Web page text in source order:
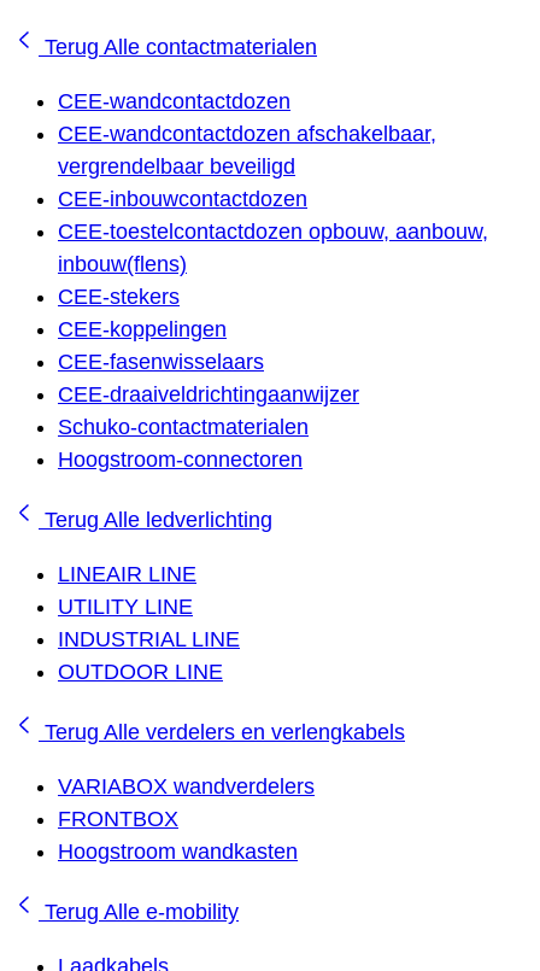
Terug Alle contactmaterialen
CEE-wandcontactdozen
CEE-wandcontactdozen afschakelbaar,
vergrendelbaar beveiligd
CEE-inbouwcontactdozen
CEE-toestelcontactdozen opbouw, aanbouw,
inbouw(flens)
CEE-stekers
CEE-koppelingen
CEE-fasenwisselaars
CEE-draaiveldrichtingaanwijzer
Schuko-contactmaterialen
Hoogstroom-connectoren
Terug Alle ledverlichting
LINEAIR LINE
UTILITY LINE
INDUSTRIAL LINE
OUTDOOR LINE
Terug Alle verdelers en verlengkabels
VARIABOX wandverdelers
FRONTBOX
Hoogstroom wandkasten
Terug Alle e-mobility
Laadkabels